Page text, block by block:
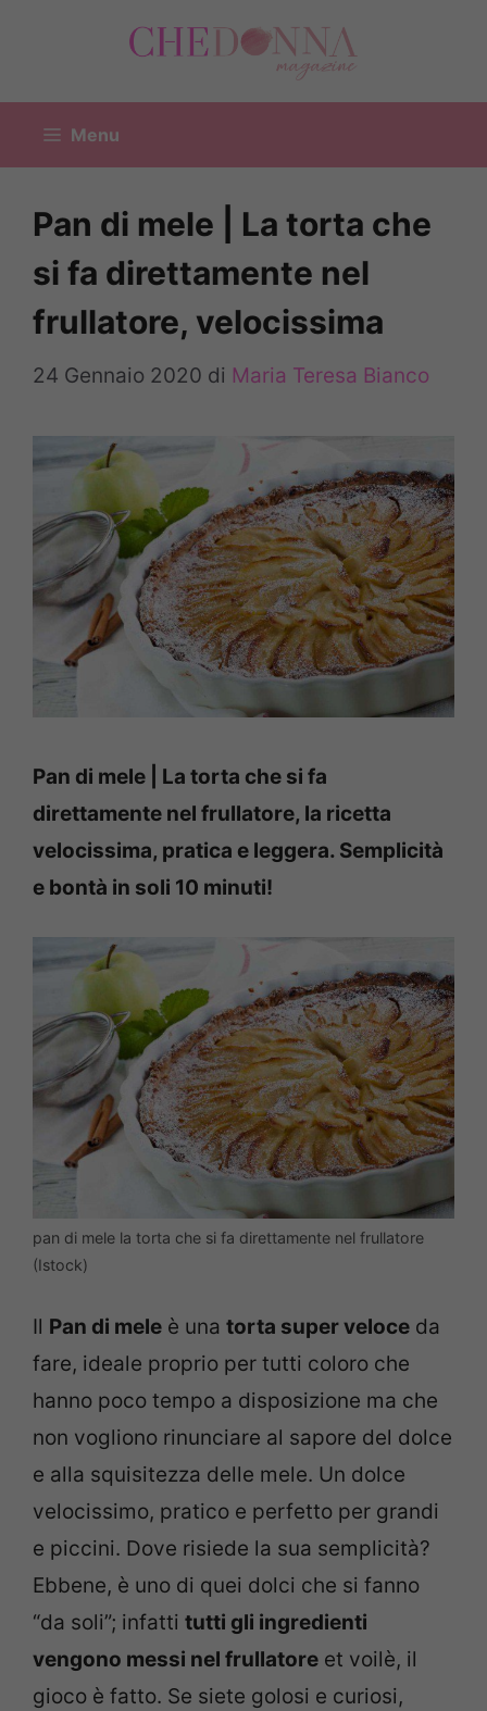
Menu
Pan di mele | La torta che
si fa direttamente nel
frullatore, velocissima
24 Gennaio 2020 di Maria Teresa Bianco
Pan di mele | La torta che si fa
direttamente nel frullatore, la ricetta
velocissima, pratica e leggera. Semplicità
e bontà in soli 10 minuti!
pan di mele la torta che si fa direttamente nel frullatore
(Istock)
Il Pan di mele è una torta super veloce da
fare, ideale proprio per tutti coloro che
hanno poco tempo a disposizione ma che
non vogliono rinunciare al sapore del dolce
e alla squisitezza delle mele. Un dolce
velocissimo, pratico e perfetto per grandi
e piccini. Dove risiede la sua semplicità?
Ebbene, è uno di quei dolci che si fanno
“da soli”; infatti tutti gli ingredienti
vengono messi nel frullatore et voilè, il
gioco è fatto. Se siete golosi e curiosi,